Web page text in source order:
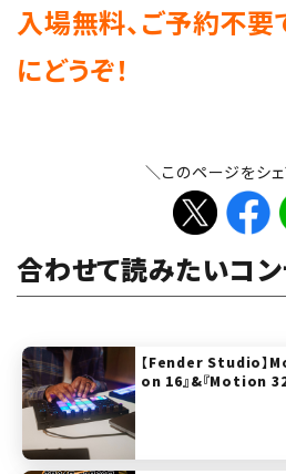
入場無料、ご予約不
にどうぞ！
＼このページをシ
合わせて読みたいコ
【Fender Studio
on 16』&『Motion 32